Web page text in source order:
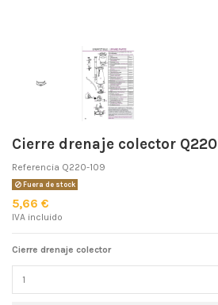
Cierre drenaje colector Q220
Referencia Q220-109
Fuera de stock
5,66 €
IVA incluido
Cierre drenaje colector